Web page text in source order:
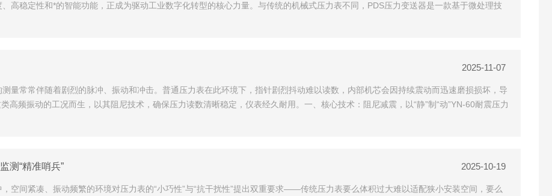
高稳定性和*的智能功能，正成为驱动工业数字化转型的核心力量。与传统的机械式压力表不同，PDS压力变送器是一款基于微处理技
2025-11-07
量常常伴随着剧烈的脉冲、振动和冲击。普通压力表在此环境下，指针剧烈抖动难以读数，内部机芯会因持续震动而迅速磨损损坏，导
高频振动的工况而生，以其阻尼技术，确保压力读数清晰稳定，仪表经久耐用。一、核心技术：阻尼减震，以“静”制“动”YN-60耐震压力
测“精准哨兵”​ 2025-10-19
空间紧凑、振动频繁的环境对压力表的“小巧性”与“抗干扰性”提出双重要求——传统压力表要么体积过大难以适配狭小安装空间，要么